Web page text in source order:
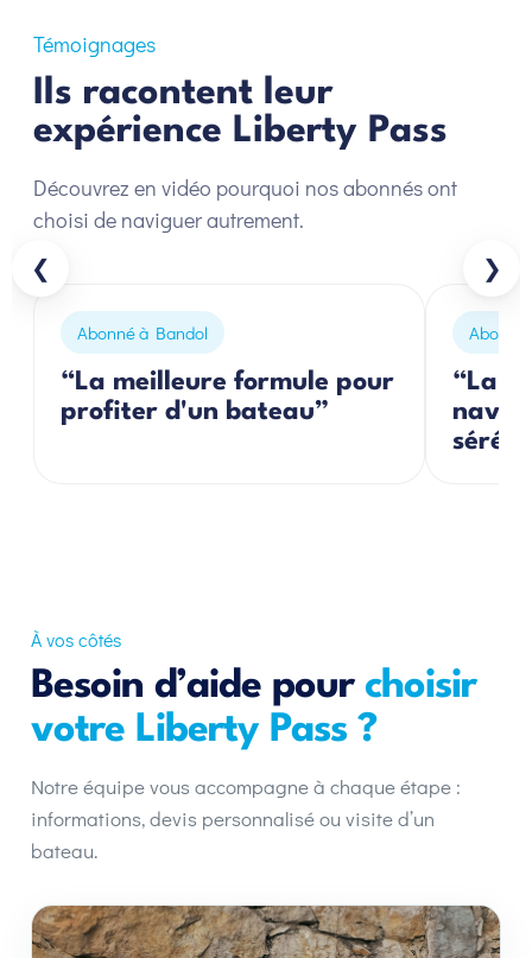
Témoignages
Ils racontent leur
expérience Liberty Pass
Découvrez en vidéo pourquoi nos abonnés ont
choisi de naviguer autrement.
❮ ❯
Abonné à Bandol
“La meilleure formule pour
profiter d'un bateau”
“La
À vos côtés
Besoin d’aide pour choisir
votre Liberty Pass ?
Notre équipe vous accompagne à chaque étape :
informations, devis personnalisé ou visite d’un
bateau.